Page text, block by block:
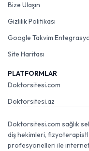
Bize Ulaşın
Gizlilik Politikası
Google Takvim
Site Haritası
PLATFORMLAR
Doktorsitesi.com
Doktorsitesi.az
Doktorsitesi.com sağlık
diş hekimleri,
profesyonelleri ile internet